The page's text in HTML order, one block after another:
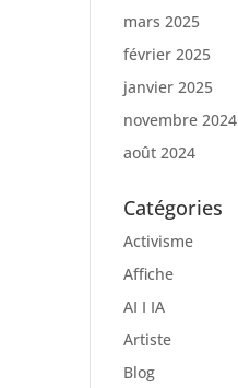
mars 2025
février 2025
janvier 2025
novembre 2024
août 2024
Catégories
Activisme
Affiche
AI I IA
Artiste
Blog